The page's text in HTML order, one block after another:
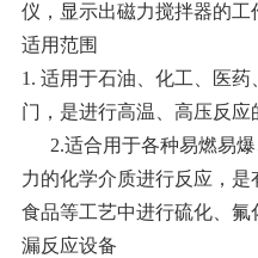
仪，显示出磁力搅拌器的工
适用范围
1. 适用于石油、化工、医
门，是进行高温、高压反应
2.适合用于各种易燃易爆
力的化学介质进行反应，是
食品等工艺中进行硫化、
漏反应设备